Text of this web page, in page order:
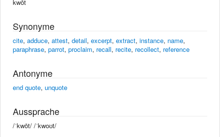
kwōt
Synonyme
cite, adduce, attest, detail, excerpt, extract, instance, name,
paraphrase, parrot, proclaim, recall, recite, recollect, reference
Antonyme
end quote, unquote
Aussprache
/ˈkwōt/ /ˈkwoʊt/